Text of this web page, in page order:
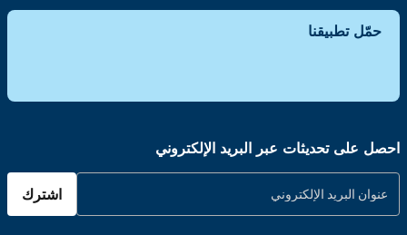
حمّل تطبيقنا
احصل على تحديثات عبر البريد الإلكتروني
اشترك